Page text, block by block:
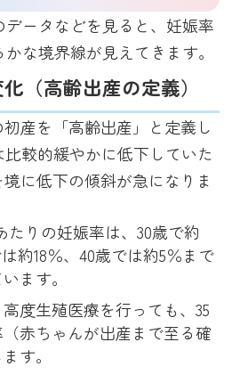
ータなどを見ると、妊娠率
な境界線が見えてきます。
（高齢出産の定義）
産を「高齢出産」と定義し
比較的緩やかに低下していた
に低下の傾斜が急になりま
たりの妊娠率は、30歳で約
約18％、40歳では約5％まで
ます。
高度生殖医療を行っても、35
赤ちゃんが出産まで至る確
す。